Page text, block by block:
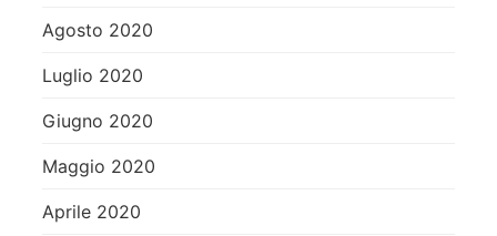
Agosto 2020
Luglio 2020
Giugno 2020
Maggio 2020
Aprile 2020